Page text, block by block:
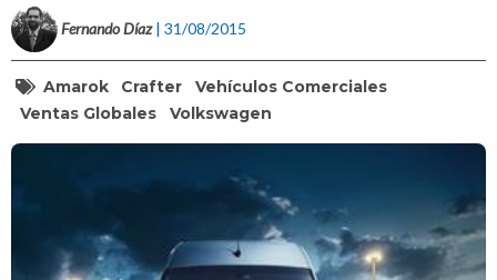
Fernando Díaz | 31/08/2015
Amarok Crafter
Vehículos Comerciales
Ventas Globales
Volkswagen